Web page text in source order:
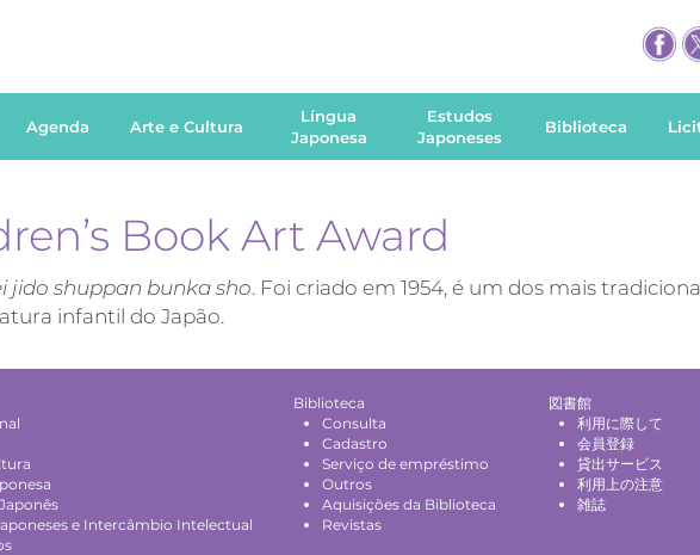
Agenda Arte e Cultura
Língua
Japonesa
Estudos
Japoneses
Biblioteca
Book Art Award
jido shuppan bunka sho. Foi criado em 1954, é um dos mais
infantil do Japão.
e Intercâmbio Intelectual
Biblioteca
Consulta
Cadastro
Serviço de empréstimo
Outros
Aquisições da Biblioteca
Revistas
図書館
利用に際して
会員登録
貸出サービス
利用上の注意
雑誌